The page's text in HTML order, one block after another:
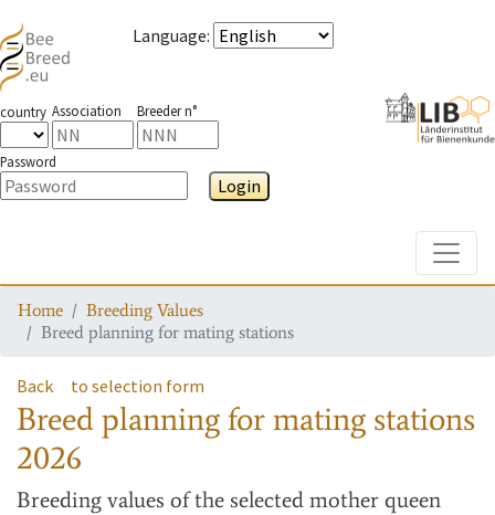
Language:
country Association Breeder n°
Password
Login
Home
Breeding Values
Breed planning for mating stations
Back to selection form
Breed planning for mating stations
2026
Breeding values of the selected mother queen